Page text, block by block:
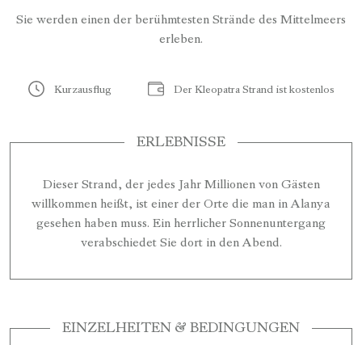
Sie werden einen der berühmtesten Strände des Mittelmeers
erleben.
Kurzausflug Der Kleopatra Strand ist kostenlos
ERLEBNISSE
Dieser Strand, der jedes Jahr Millionen von Gästen
willkommen heißt, ist einer der Orte die man in Alanya
gesehen haben muss. Ein herrlicher Sonnenuntergang
verabschiedet Sie dort in den Abend.
EINZELHEITEN & BEDINGUNGEN